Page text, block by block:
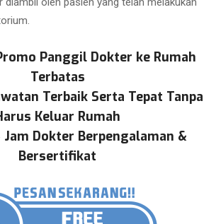
Panggil Dokter ke Rumah
Terbatas
Terbaik Serta Tepat Tanpa
Keluar Rumah
Dokter Berpengalaman &
Bersertifikat